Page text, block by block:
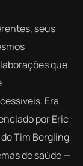
seus
que
Era
por Eric
Tim Bergling
de saúde —